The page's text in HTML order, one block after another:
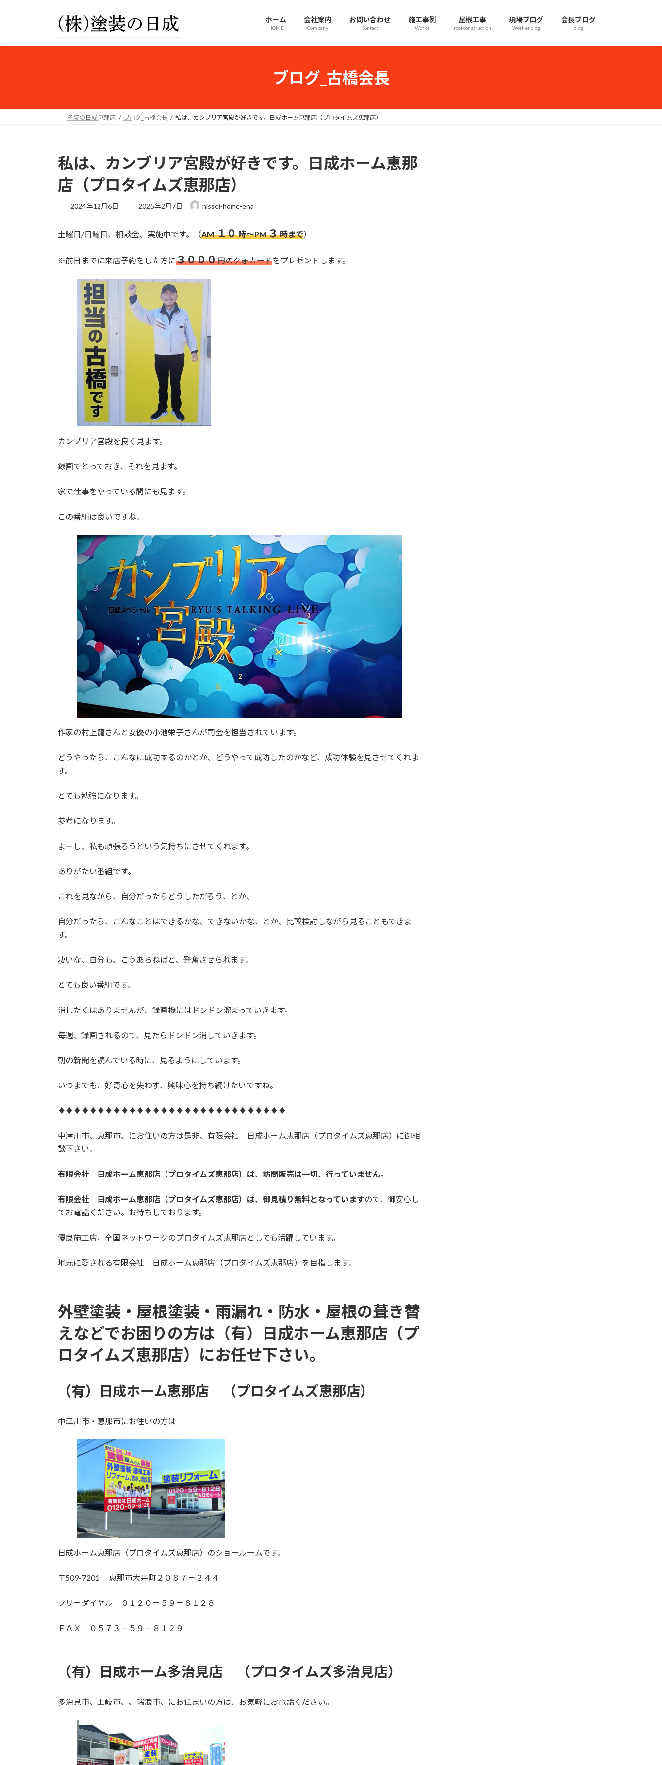
プ
動
ホーム
HOME
会社案内
Company
お問い合わせ
Contact
施工事例
Works
屋根工事
roof construction
現場ブログ
Worker blog
会長ブログ
blog
ブログ_古橋会長
塗装の日成 恵那店 ブログ_古橋会長 私は、カンブリア宮殿が好きです。日成ホーム恵那店（プロタイムズ恵那店）
私は、カンブリア宮殿が好きです。日成ホーム恵那
店（プロタイムズ恵那店）
2024年12月6日
最
新
:
2025年2月7日 nissei-home-ena
土曜日/日曜日、相談会、実施中です。（AM１０時～PM３時まで）
※前日までに来店予約をした方に３０００円のクォカードをプレゼントします。
カンブリア宮殿を良く見ます。
録画でとっておき、それを見ます。
家で仕事をやっている間にも見ます。
この番組は良いですね。
作家の村上龍さんと女優の小池栄子さんが司会を担当されています。
どうやったら、こんなに成功するのかとか、どうやって成功したのかなど、成功体験を見させてくれま
す。
とても勉強になります。
参考になります。
よーし、私も頑張ろうという気持ちにさせてくれます。
ありがたい番組です。
これを見ながら、自分だったらどうしただろう、とか、
自分だったら、こんなことはできるかな、できないかな、とか、比較検討しながら見ることもできま
す。
凄いな、自分も、こうあらねばと、発奮させられます。
とても良い番組です。
消したくはありませんが、録画機にはドンドン溜まっていきます。
毎週、録画されるので、見たらドンドン消していきます。
朝の新聞を読んでいる時に、見るようにしています。
いつまでも、好奇心を失わず、興味心を持ち続けたいですね。
♦♦♦♦♦♦♦♦♦♦♦♦♦♦♦♦♦♦♦♦♦♦♦♦♦♦♦♦♦
中津川市、恵那市、にお住いの方は是非、有限会社 日成ホーム恵那店（プロタイムズ恵那店）に御相
談下さい。
有限会社 日成ホーム恵那店（プロタイムズ恵那店）は、訪問販売は一切、行っていません。
有限会社 日成ホーム恵那店（プロタイムズ恵那店）は、御見積り無料となっていますので、御安心し
てお電話ください。お待ちしております。
優良施工店、全国ネットワークのプロタイムズ恵那店としても活躍しています。
地元に愛される有限会社 日成ホーム恵那店（プロタイムズ恵那店）を目指します。
外壁塗装・屋根塗装・雨漏れ・防水・屋根の葺き替
えなどでお困りの方は（有）日成ホーム恵那店（プ
ロタイムズ恵那店）にお任せ下さい。
（有）日成ホーム恵那店 （プロタイムズ恵那店）
中津川市・恵那市にお住いの方は
日成ホーム恵那店（プロタイムズ恵那店）のショールームです。
〒509-7201 恵那市大井町２０８７－２４４
フリーダイヤル ０１２０－５９－８１２８
ＦＡＸ ０５７３－５９－８１２９
（有）日成ホーム多治見店 （プロタイムズ多治見店）
多治見市、土岐市、、瑞浪市、にお住まいの方は、お気軽にお電話ください。